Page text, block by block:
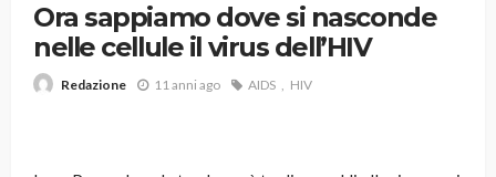
Ora sappiamo dove si nasconde
nelle cellule il virus dell’HIV
Redazione 11 anni ago AIDS HIV